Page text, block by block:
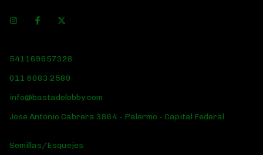
541169657328
011 6083 2589
info@bastadelobby.com
Jose Antonio Cabrera 3864 - Palermo - Capital Federal
Semillas/Esquejes